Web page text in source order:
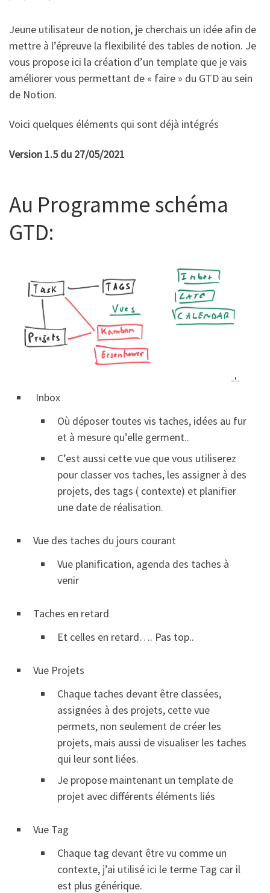
Jeune utilisateur de notion, je cherchais un idée afin de
mettre à l’épreuve la flexibilité des tables de notion. Je
vous propose ici la création d’un template que je vais
améliorer vous permettant de « faire » du GTD au sein
de Notion.
Voici quelques éléments qui sont déjà intégrés
Version 1.5 du 27/05/2021
Au Programme schéma
GTD:
Inbox
Où déposer toutes vis taches, idées au fur
et à mesure qu’elle germent..
C’est aussi cette vue que vous utiliserez
pour classer vos taches, les assigner à des
projets, des tags ( contexte) et planifier
une date de réalisation.
Vue des taches du jours courant
Vue planification, agenda des taches à
venir
Taches en retard
Et celles en retard…. Pas top..
Vue Projets
Chaque taches devant être classées,
assignées à des projets, cette vue
permets, non seulement de créer les
projets, mais aussi de visualiser les taches
qui leur sont liées.
Je propose maintenant un template de
projet avec différents éléments liés
Vue Tag
Chaque tag devant être vu comme un
contexte, j’ai utilisé ici le terme Tag car il
est plus générique.